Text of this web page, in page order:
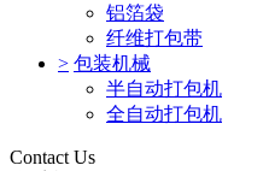
铝箔袋
纤维打包带
> 包装机械
半自动打包机
全自动打包机
Contact Us